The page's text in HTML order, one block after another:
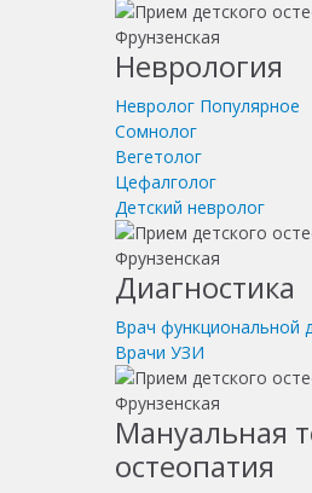
Неврология
Невролог Популярное
Сомнолог
Вегетолог
Цефалголог
Детский невролог
Диагностика
Врач функциональной
Врачи УЗИ
Мануальная
остеопатия